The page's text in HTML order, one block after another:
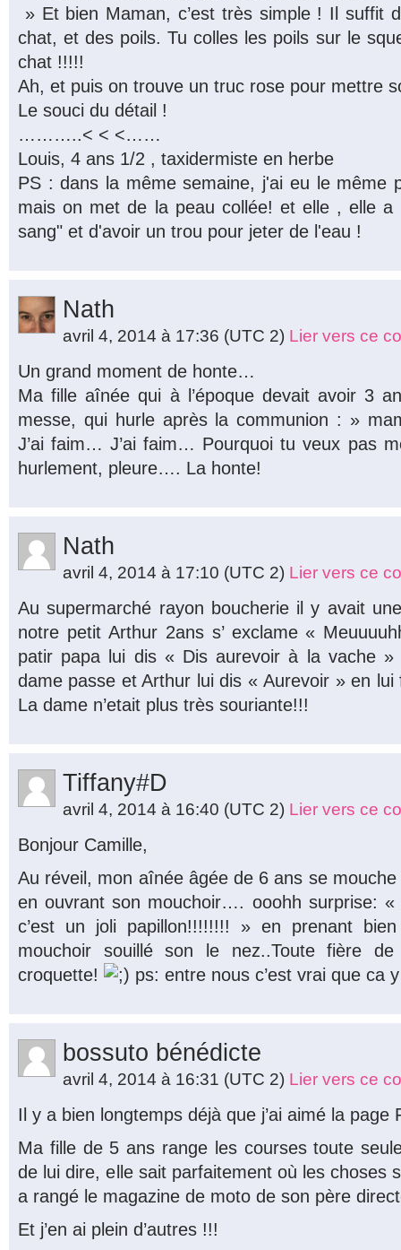
» Et bien Maman, c’est très simple ! Il suffit
chat, et des poils. Tu colles les poils sur le
chat !!!!!
Ah, et puis on trouve un truc rose pour mettre
Le souci du détail !
………..< < <……
Louis, 4 ans 1/2 , taxidermiste en herbe
PS : dans la même semaine, j'ai eu le même
mais on met de la peau collée! et elle , elle a
sang" et d'avoir un trou pour jeter de l'eau !
Nath
avril 4, 2014 à 17:36 (UTC 2) Lier vers ce
Un grand moment de honte…
Ma fille aînée qui à l’époque devait avoir 3
messe, qui hurle après la communion : »
J’ai faim… J’ai faim… Pourquoi tu veux pas
hurlement, pleure…. La honte!
Nath
avril 4, 2014 à 17:10 (UTC 2) Lier vers ce
Au supermarché rayon boucherie il y avait
notre petit Arthur 2ans s’ exclame «
patir papa lui dis « Dis aurevoir à la vache
dame passe et Arthur lui dis « Aurevoir » en
La dame n’etait plus très souriante!!!
Tiffany#D
avril 4, 2014 à 16:40 (UTC 2) Lier vers ce
Bonjour Camille,
Au réveil, mon aînée âgée de 6 ans se
en ouvrant son mouchoir…. ooohh surprise: «
c’est un joli papillon!!!!!!!! » en prenant
mouchoir souillé son le nez..Toute fière
croquette!
ps: entre nous c’est vrai que ca
bossuto bénédicte
avril 4, 2014 à 16:31 (UTC 2) Lier vers ce
Il y a bien longtemps déjà que j’ai aimé la
Ma fille de 5 ans range les courses toute
de lui dire, elle sait parfaitement où les choses
a rangé le magazine de moto de son père
Et j’en ai plein d’autres !!!